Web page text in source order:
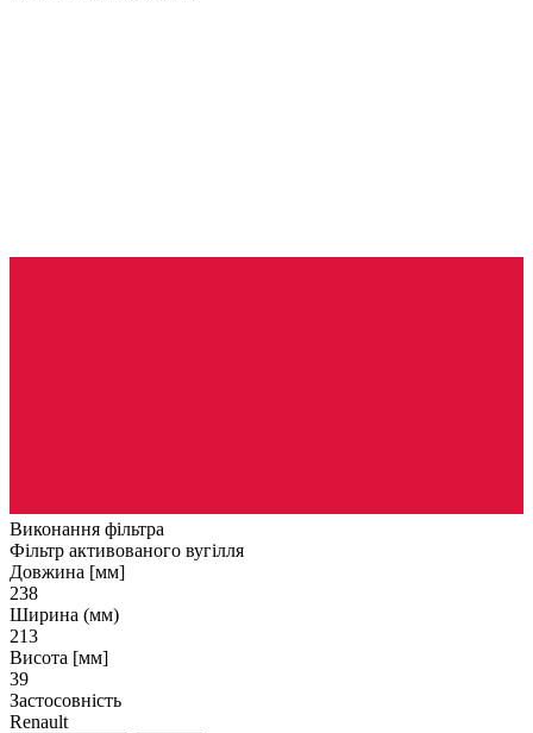
Виконання фільтра
Фільтр активованого вугілля
Довжина [мм]
238
Ширина (мм)
213
Висота [мм]
39
Застосовність
Renault